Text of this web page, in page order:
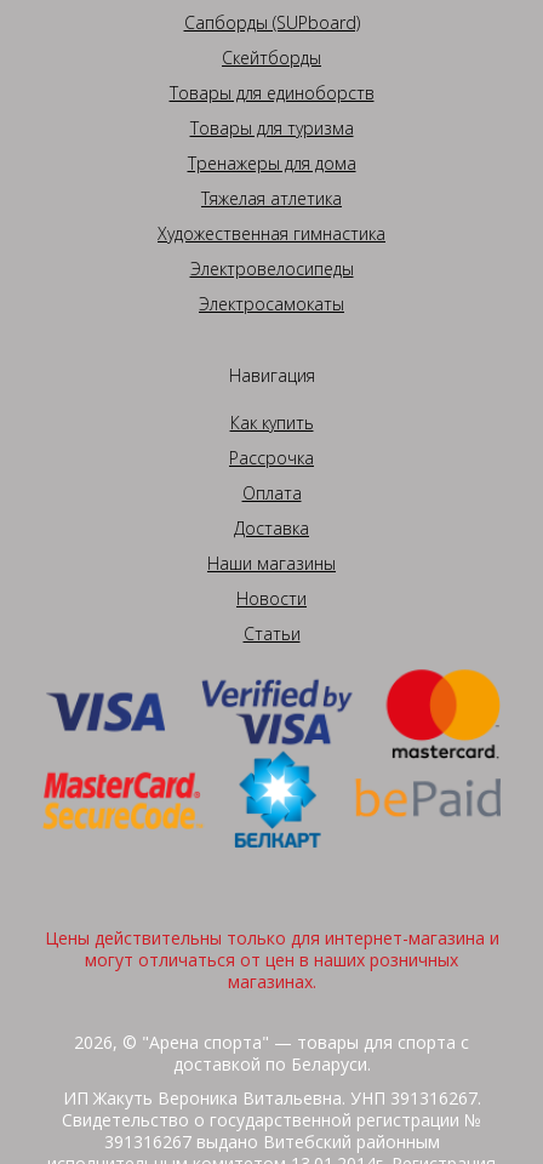
Сапборды (SUPboard)
Скейтборды
Товары для единоборств
Товары для туризма
Тренажеры для дома
Тяжелая атлетика
Художественная гимнастика
Электровелосипеды
Электросамокаты
Навигация
Как купить
Рассрочка
Оплата
Доставка
Наши магазины
Новости
Статьи
Цены действительны только для интернет-магазина и
могут отличаться от цен в наших розничных
магазинах.
2026, © "Арена спорта" — товары для спорта с
доставкой по Беларуси.
ИП Жакуть Вероника Витальевна. УНП 391316267.
Свидетельство о государственной регистрации №
391316267 выдано Витебский районным